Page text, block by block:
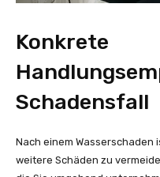
Konkrete
Schadensfall
Nach einem Wasserschaden
weitere Schäden zu